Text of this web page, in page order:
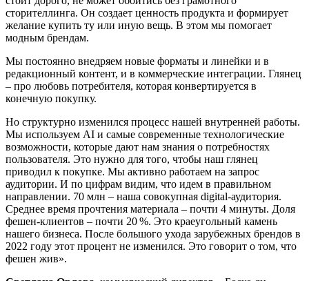
сторителлинга. Он создает ценность продукта и формирует
желание купить ту или иную вещь. В этом мы помогает
модным брендам.
Мы постоянно внедряем новые форматы и линейки и в
редакционный контент, и в коммерческие интеграции. Глянец
– про любовь потребителя, которая конвертируется в
конечную покупку.
Но структурно изменился процесс нашей внутренней работы.
Мы используем AI и самые современные технологические
возможности, которые дают нам знания о потребностях
пользователя. Это нужно для того, чтобы наш глянец
приводил к покупке. Мы активно работаем на запрос
аудитории. И по цифрам видим, что идем в правильном
направлении. 70 млн – наша совокупная digital-аудитория.
Среднее время прочтения материала – почти 4 минуты. Доля
фешен-клиентов – почти 20 %. Это краеугольный камень
нашего бизнеса. После большого ухода зарубежных брендов в
2022 году этот процент не изменился. Это говорит о том, что
фешен жив».